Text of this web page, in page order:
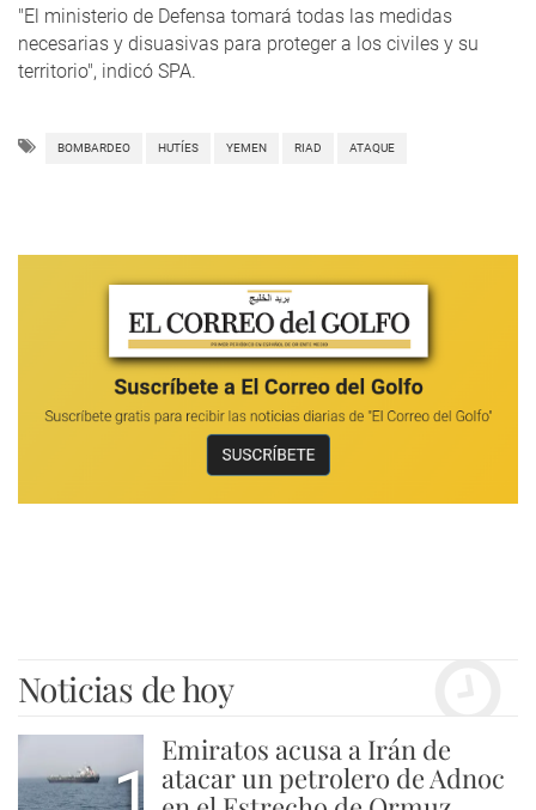
"El ministerio de Defensa tomará todas las medidas
necesarias y disuasivas para proteger a los civiles y su
territorio", indicó SPA.
BOMBARDEO HUTÍES YEMEN RIAD ATAQUE
Noticias de hoy
Emiratos acusa a Irán de
atacar un petrolero de Adnoc